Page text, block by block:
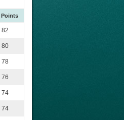
Points
82
80
78
76
74
74